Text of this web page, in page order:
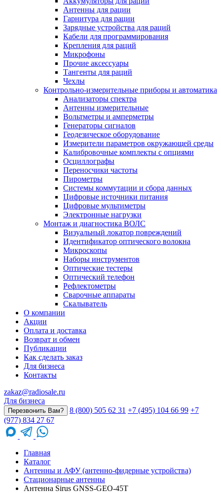
Антенны для рации
Гарнитура для рации
Зарядные устройства для раций
Кабели для программирования
Крепления для раций
Микрофоны
Прочие аксессуары
Тангенты для раций
Чехлы
Контрольно-измерительные приборы и автоматика
Анализаторы спектра
Антенны измерительные
Вольтметры и амперметры
Генераторы сигналов
Геодезическое оборудование
Измерители параметров окружающей среды
Калибровочные комплекты с опциями
Осциллографы
Переносчики частоты
Пирометры
Системы коммутации и сбора данных
Цифровые источники питания
Цифровые мультиметры
Электронные нагрузки
Монтаж и диагностика ВОЛС
Визуальный локатор повреждений
Идентификатор оптического волокна
Микроскопы
Наборы инструментов
Оптические тестеры
Оптический телефон
Рефлектометры
Сварочные аппараты
Скалыватель
О компании
Акции
Оплата и доставка
Возврат и обмен
Публикации
Как сделать заказ
Для бизнеса
Контакты
zakaz@radiosale.ru
Для бизнеса
Перезвонить Вам? 8 (800) 505 62 31 +7 (495) 104 66 99 +7
(977) 834 27 67
Главная
Каталог
Антенны и АФУ (антенно-фидерные устройства)
Стационарные антенны
Антенна Sirus GNSS-GEO-45T